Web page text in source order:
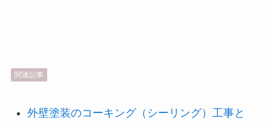
関連記事
外壁塗装のコーキング（シーリング）工事と